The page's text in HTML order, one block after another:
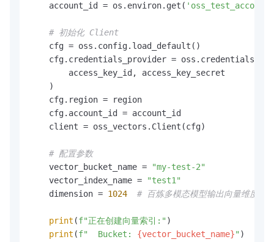
    account_id = os.environ.get(
# 初始化 Client
    cfg = oss.config.load_default()
cfg.credentials_provider =
        access_key_id, access_key_secret
    )
    cfg.region = region
    cfg.account_id = account_id
    client = oss_vectors.Client(cfg)
# 配置参数
    vector_bucket_name =
"my-test-2"
    vector_index_name =
"test1"
    dimension =
1024 # 百炼多模态模型输出向量维度
print (f"正在创建向量索引:" )
print (f"  Bucket: {vector_bucket_name}" )